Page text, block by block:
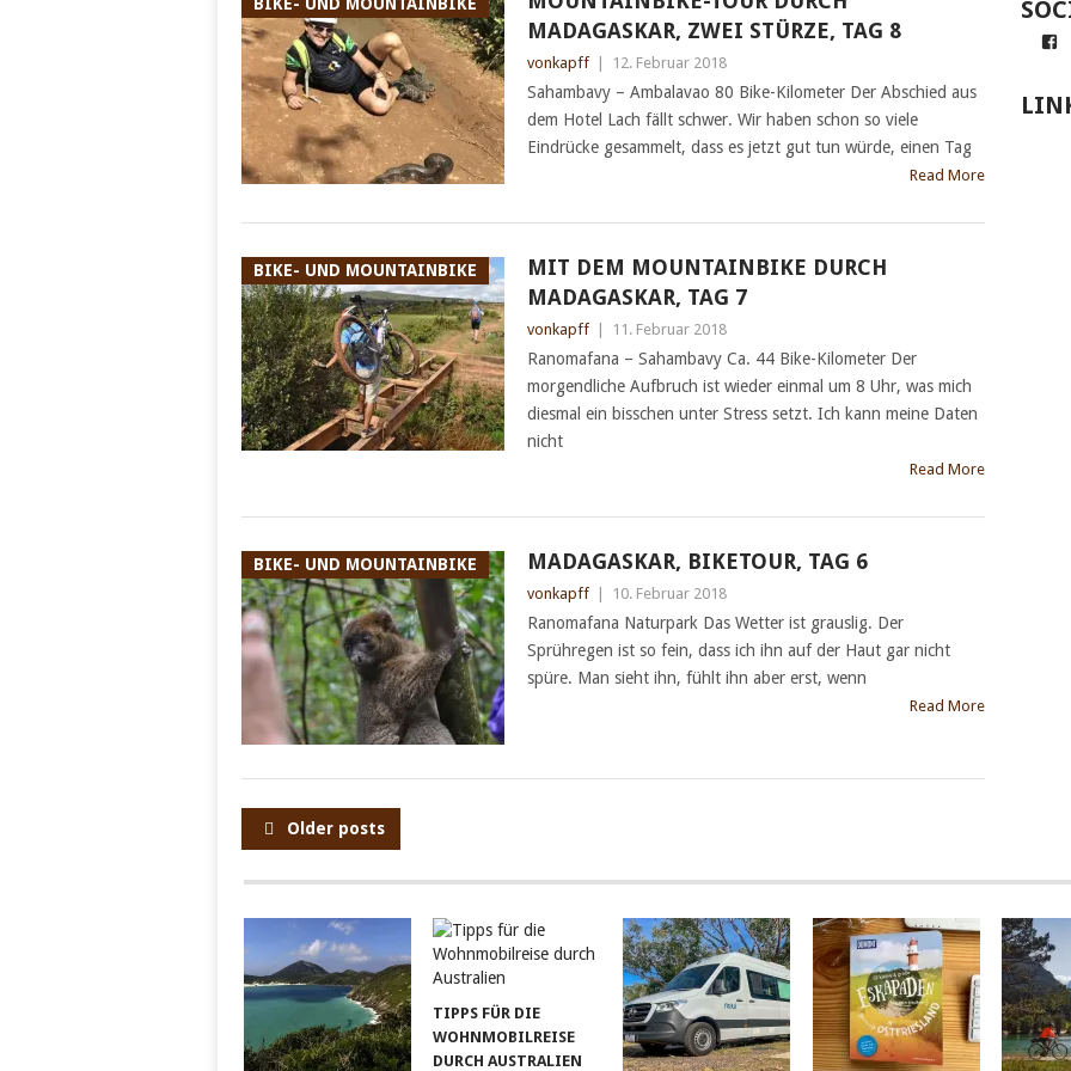
BIKE- UND MOUNTAINBIKE
MADAGASKAR, ZWEI STÜRZE, TAG 8
vonkapff 12. Februar 2018
Sahambavy – Ambalavao 80 Bike-Kilometer Der Abschied aus
dem Hotel Lach fällt schwer. Wir haben schon so viele
Eindrücke gesammelt, dass es jetzt gut tun würde, einen Tag
Read More
BIKE- UND MOUNTAINBIKE
MIT DEM MOUNTAINBIKE DURCH
MADAGASKAR, TAG 7
vonkapff 11. Februar 2018
Ranomafana – Sahambavy Ca. 44 Bike-Kilometer Der
morgendliche Aufbruch ist wieder einmal um 8 Uhr, was mich
diesmal ein bisschen unter Stress setzt. Ich kann meine Daten
nicht
Read More
BIKE- UND MOUNTAINBIKE MADAGASKAR, BIKETOUR, TAG 6
vonkapff 10. Februar 2018
Ranomafana Naturpark Das Wetter ist grauslig. Der
Sprühregen ist so fein, dass ich ihn auf der Haut gar nicht
spüre. Man sieht ihn, fühlt ihn aber erst, wenn
Read More
POSTS
Older posts
TIPPS FÜR DIE
WOHNMOBILREISE
DURCH AUSTRALIEN